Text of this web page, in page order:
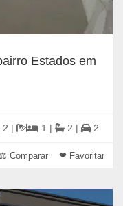
Estados em
2 | 1 | 2 | 2
Comparar ❤ Favoritar